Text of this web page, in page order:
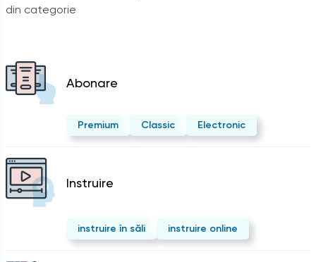
din categorie
Abonare
Premium Classic Electronic
Instruire
instruire în săli instruire online